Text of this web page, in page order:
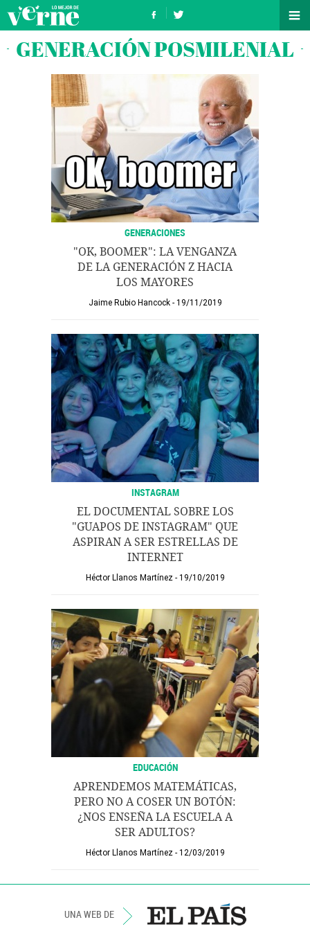
GENERACIÓN POSMILENIAL
GENERACIONES
"OK, BOOMER": LA VENGANZA
DE LA GENERACIÓN Z HACIA
LOS MAYORES
Jaime Rubio Hancock 19/11/2019
INSTAGRAM
EL DOCUMENTAL SOBRE LOS
"GUAPOS DE INSTAGRAM" QUE
ASPIRAN A SER ESTRELLAS DE
INTERNET
Héctor Llanos Martínez 19/10/2019
EDUCACIÓN
APRENDEMOS MATEMÁTICAS,
PERO NO A COSER UN BOTÓN:
¿NOS ENSEÑA LA ESCUELA A
SER ADULTOS?
Héctor Llanos Martínez 12/03/2019
UNA WEB DE